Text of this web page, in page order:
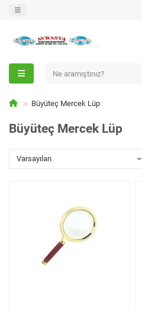
Büyüteç Mercek Lüp
Büyüteç Mercek Lüp